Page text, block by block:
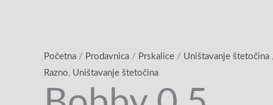
Početna / Prodavnica / Prskalice / Uništavanje štetočina
Razno, Uništavanje štetočina